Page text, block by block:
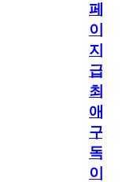
페
이
지
급!
최
애
구
독
이